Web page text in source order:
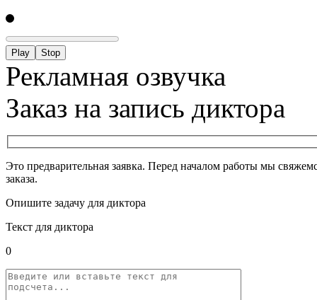
Play Stop
Рекламная озвучка
Заказ на запись диктора
Это предварительная заявка. Перед началом работы мы
заказа.
Опишите задачу для диктора
Текст для диктора
0